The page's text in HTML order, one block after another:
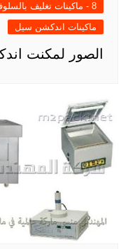
8 - ماكينات تغليف بالسلوفان الثري دي
ماكينات اندكشن سيل
الصور لمكنت